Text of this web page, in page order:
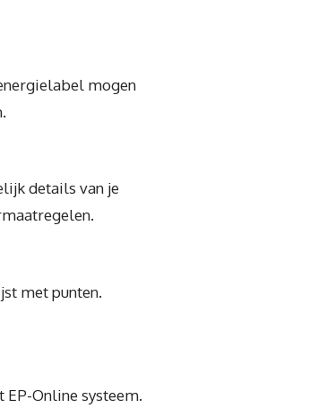
mogen
details van je
met punten.
Online systeem.